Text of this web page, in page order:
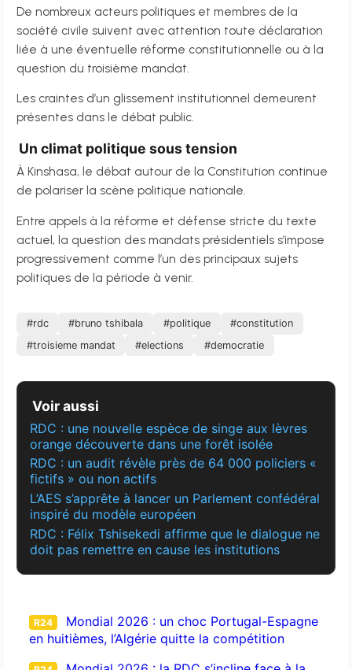
De nombreux acteurs politiques et membres de la
société civile suivent avec attention toute déclaration
liée à une éventuelle réforme constitutionnelle ou à la
question du troisième mandat.
Les craintes d’un glissement institutionnel demeurent
présentes dans le débat public.
Un climat politique sous tension
À Kinshasa, le débat autour de la Constitution continue
de polariser la scène politique nationale.
Entre appels à la réforme et défense stricte du texte
actuel, la question des mandats présidentiels s’impose
progressivement comme l’un des principaux sujets
politiques de la période à venir.
#rdc #bruno tshibala #politique
#constitution
#troisieme mandat
#elections #democratie
Voir aussi
RDC : une nouvelle espèce de singe aux lèvres
orange découverte dans une forêt isolée
RDC : un audit révèle près de 64 000 policiers «
fictifs » ou non actifs
L’AES s’apprête à lancer un Parlement confédéral
inspiré du modèle européen
RDC : Félix Tshisekedi affirme que le dialogue ne
doit pas remettre en cause les institutions
R24
Mondial 2026 : un choc Portugal-Espagne
en huitièmes, l’Algérie quitte la compétition